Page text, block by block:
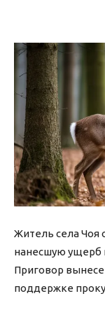
Житель села Чоя
нанесшую ущерб
Приговор
поддержке